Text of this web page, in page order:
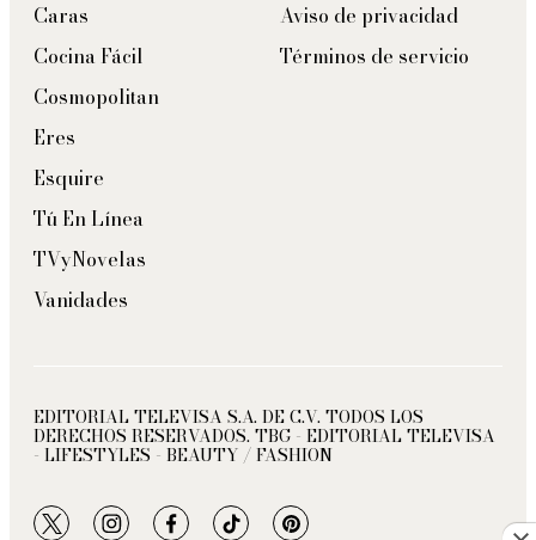
Caras
Cocina Fácil
Cosmopolitan
Eres
Esquire
Tú En Línea
TVyNovelas
Vanidades
Aviso de privacidad
Términos de servicio
EDITORIAL TELEVISA S.A. DE C.V. TODOS LOS
DERECHOS RESERVADOS. TBG - EDITORIAL TELEVISA
- LIFESTYLES - BEAUTY / FASHION